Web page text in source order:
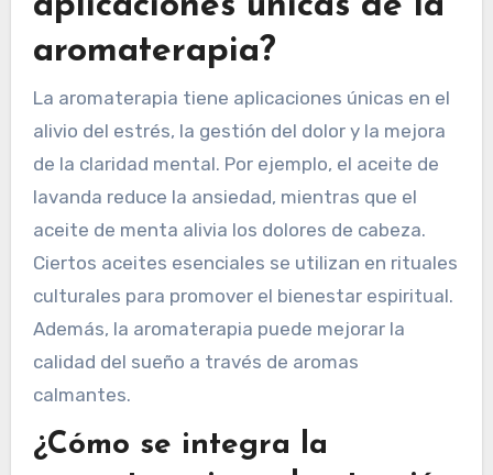
aromaterapia en la mejora de la salud holística a
través de tradiciones culturales.
¿Cuáles son algunas
aplicaciones únicas de la
aromaterapia?
La aromaterapia tiene aplicaciones únicas en el
alivio del estrés, la gestión del dolor y la mejora
de la claridad mental. Por ejemplo, el aceite de
lavanda reduce la ansiedad, mientras que el
Ciertos aceites esenciales se utilizan en rituales